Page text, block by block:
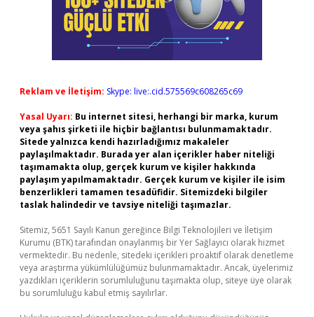
Reklam ve İletişim: Skype: live:.cid.575569c608265c69
Yasal Uyarı: Bu internet sitesi, herhangi bir marka, kurum
veya şahıs şirketi ile hiçbir bağlantısı bulunmamaktadır.
Sitede yalnızca kendi hazırladığımız makaleler
paylaşılmaktadır. Burada yer alan içerikler haber niteliği
taşımamakta olup, gerçek kurum ve kişiler hakkında
paylaşım yapılmamaktadır. Gerçek kurum ve kişiler ile isim
benzerlikleri tamamen tesadüfidir. Sitemizdeki bilgiler
taslak halindedir ve tavsiye niteliği taşımazlar.
Sitemiz, 5651 Sayılı Kanun gereğince Bilgi Teknolojileri ve İletişim
Kurumu (BTK) tarafından onaylanmış bir Yer Sağlayıcı olarak hizmet
vermektedir. Bu nedenle, sitedeki içerikleri proaktif olarak denetleme
veya araştırma yükümlülüğümüz bulunmamaktadır. Ancak, üyelerimiz
yazdıkları içeriklerin sorumluluğunu taşımakta olup, siteye üye olarak
bu sorumluluğu kabul etmiş sayılırlar.